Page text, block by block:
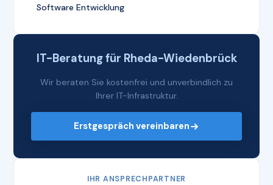
Software Entwicklung
IT-Beratung für Rheda-Wiedenbrück
Wir beraten Sie kostenfrei und unverbindlich zu
Ihrer IT-Infrastruktur.
Erstgespräch vereinbaren
IHR ANSPRECHPARTNER